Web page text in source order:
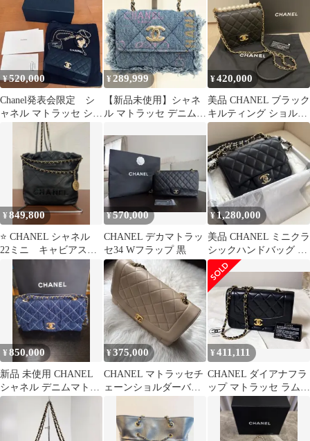
ーバッグ
¥520,000
Chanel発表会限定 シ
ャネル マトラッセ ショ
ルダーバッグ カメリ
¥289,999
【新品未使用】シャネ
ル マトラッセ デニムシ
ジ 31番台
¥420,000
美品 CHANEL ブラック
キルティング ショルダ
ーバッグ シャネル パー
¥849,800
⭐️ CHANEL シャネル
22ミニ キャビアスキ
ン ショルダーバッ
グ バッグ
¥570,000
CHANEL デカマトラッ
セ34 Wフラップ 黒
¥1,280,000
美品 CHANEL ミニクラ
シックハンドバッグ ミ
ニマトラッセ
¥850,000
新品 未使用 CHANEL
シャネル デニムマトラ
ッセ25
¥375,000
CHANEL マトラッセチ
ェーンショルダーバッ
¥411,111
CHANEL ダイアナフラ
ップ マトラッセ ラムス
キン チェーンショル
ダーバッグ